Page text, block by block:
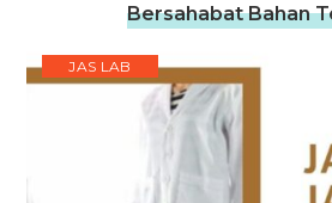
Bersahabat Bahan
JAS LAB